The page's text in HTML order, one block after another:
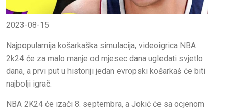
2023-08-15
Najpopularnija košarkaška simulacija, videoigrica NBA
2k24 će za malo manje od mjesec dana ugledati svjetlo
dana, a prvi put u historiji jedan evropski košarkaš će biti
najbolji igrač.
NBA 2K24 će izaći 8. septembra, a Jokić će sa ocjenom